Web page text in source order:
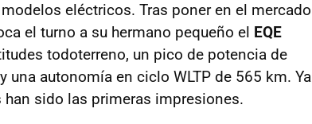
eléctricos. Tras poner en el mercado
el turno a su hermano pequeño el EQE
todoterreno, un pico de potencia de
una autonomía en ciclo WLTP de 565 km. Ya
sido las primeras impresiones.